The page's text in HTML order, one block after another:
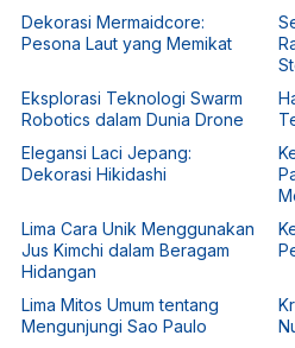
Dekorasi Mermaidcore:
Pesona Laut yang Memikat
Eksplorasi Teknologi Swarm
Robotics dalam Dunia Drone
Elegansi Laci Jepang:
Dekorasi Hikidashi
Lima Cara Unik Menggunakan
Jus Kimchi dalam Beragam
Hidangan
Lima Mitos Umum tentang
Mengunjungi Sao Paulo